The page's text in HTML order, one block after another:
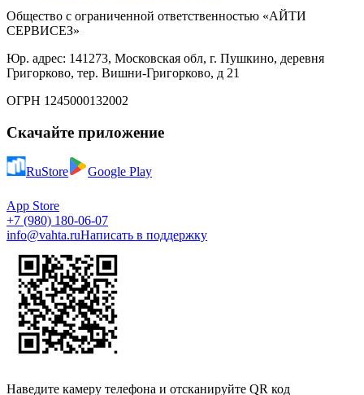
Общество с ограниченной ответственностью «АЙТИ
СЕРВИСЕЗ»
Юр. адрес: 141273, Московская обл, г. Пушкино, деревня
Григорково, тер. Вишни-Григорково, д 21
ОГРН 1245000132002
Скачайте приложение
RuStore Google Play
App Store
+7 (980) 180-06-07
info@vahta.ruНаписать в поддержку
Наведите камеру телефона и отсканируйте QR код